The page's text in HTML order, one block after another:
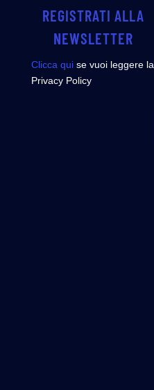
REGISTRATI ALLA
NEWSLETTER
Clicca quise vuoi leggere la
Privacy Policy